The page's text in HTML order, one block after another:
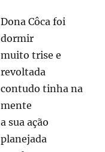
Dona Côca foi
dormir
muito trise e
revoltada
contudo tinha na
mente
a sua ação
planejada